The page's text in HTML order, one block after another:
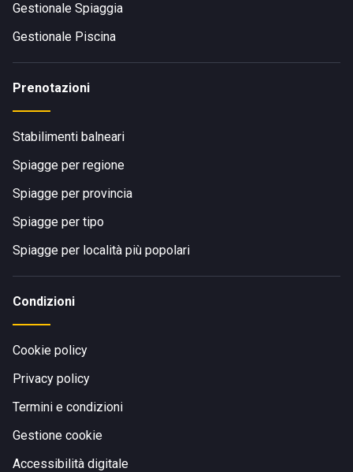
Gestionale Spiaggia
Gestionale Piscina
Prenotazioni
Stabilimenti balneari
Spiagge per regione
Spiagge per provincia
Spiagge per tipo
Spiagge per località più popolari
Condizioni
Cookie policy
Privacy policy
Termini e condizioni
Gestione cookie
Accessibilità digitale